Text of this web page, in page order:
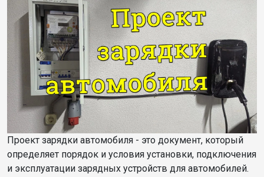
Проект зарядки автомобиля - это документ, который
определяет порядок и условия установки, подключения
и эксплуатации зарядных устройств для автомобилей.